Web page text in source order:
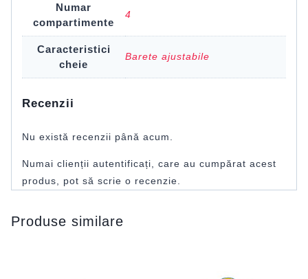
Numar
compartimente
4
Caracteristici
cheie
Barete ajustabile
Recenzii
Nu există recenzii până acum.
Numai clienții autentificați, care au cumpărat acest
produs, pot să scrie o recenzie.
Produse similare